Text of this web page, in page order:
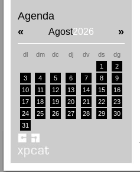
Agenda
«
Agost2026 »
dl dm dc dj dv ds
dg
1
2
3
4 5 6 7 8
9
10
11 12 13 14 15
16
17
18 19 20 21 22
23
24
25 26 27 28 29
30
31